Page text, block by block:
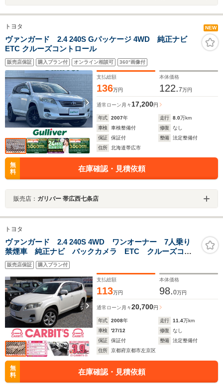
トヨタ NEW
ヴァンガード 2.4 240S Gパッケージ 4WD 純正ナビ
ETC クルーズコントロール
販売店保証 購入プラン付 オンライン相談可 360°画像付
支払総額
136万円
本体価格
122.7万円
通常ローン 月々 17,200円
年式 2007年 走行 8.0万km
車検
車検整備付 修復
なし
保証
保証付 整備
法定整備付
住所
北海道帯広市
無
料
在庫確認・見積依頼
販売店： ガリバー 帯広西七条店
トヨタ
ヴァンガード 2.4 240S 4WD ワンオーナー 7人乗り
禁煙車 純正ナビ バックカメラ ETC クルーズコン
トロール
販売店保証 購入プラン付
支払総額
113万円
本体価格
98.0万円
通常ローン 月々20,700円
年式 2008年 走行 11.4万km
車検
'27/12 修復
なし
保証
保証付 整備
法定整備付
住所
京都府京都市左京区
無
料
在庫確認・見積依頼